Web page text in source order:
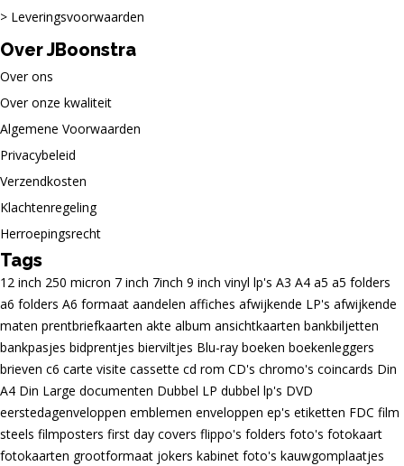
Leveringsvoorwaarden
Over JBoonstra
Over ons
Over onze kwaliteit
Algemene Voorwaarden
Privacybeleid
Verzendkosten
Klachtenregeling
Herroepingsrecht
Tags
12 inch 250 micron 7 inch 7inch 9 inch vinyl lp's A3 A4 a5 a5 folders
a6 folders A6 formaat aandelen affiches afwijkende LP's afwijkende
maten prentbriefkaarten akte album ansichtkaarten bankbiljetten
bankpasjes bidprentjes bierviltjes Blu-ray boeken boekenleggers
brieven c6 carte visite cassette cd rom CD's chromo's coincards Din
A4 Din Large documenten Dubbel LP dubbel lp's DVD
eerstedagenveloppen emblemen enveloppen ep's etiketten FDC film
steels filmposters first day covers flippo's folders foto's fotokaart
fotokaarten grootformaat jokers kabinet foto's kauwgomplaatjes